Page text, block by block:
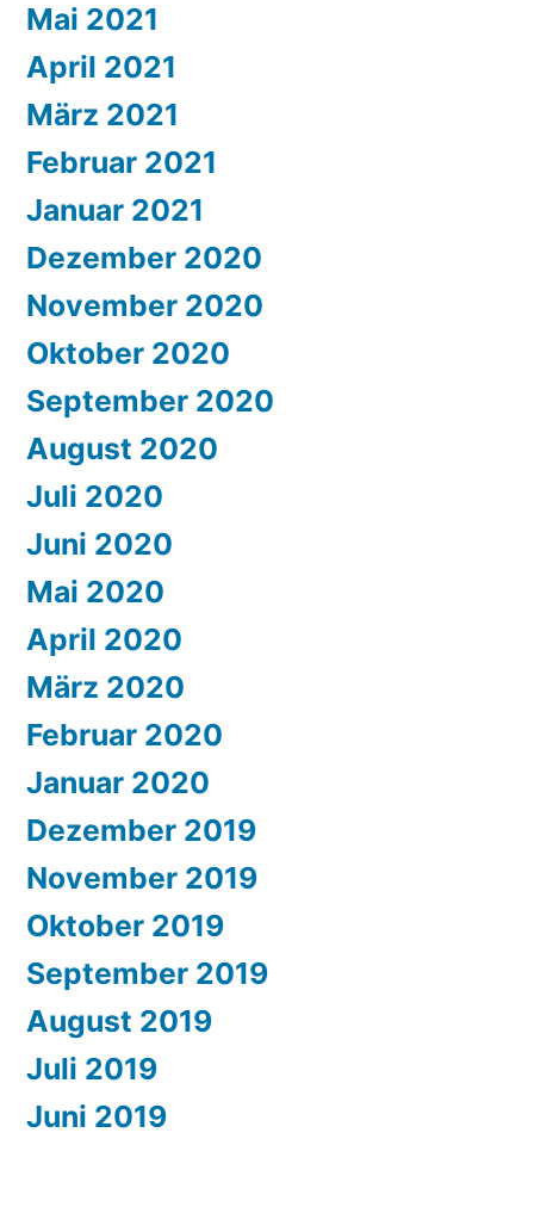
Mai 2021
April 2021
März 2021
Februar 2021
Januar 2021
Dezember 2020
November 2020
Oktober 2020
September 2020
August 2020
Juli 2020
Juni 2020
Mai 2020
April 2020
März 2020
Februar 2020
Januar 2020
Dezember 2019
November 2019
Oktober 2019
September 2019
August 2019
Juli 2019
Juni 2019